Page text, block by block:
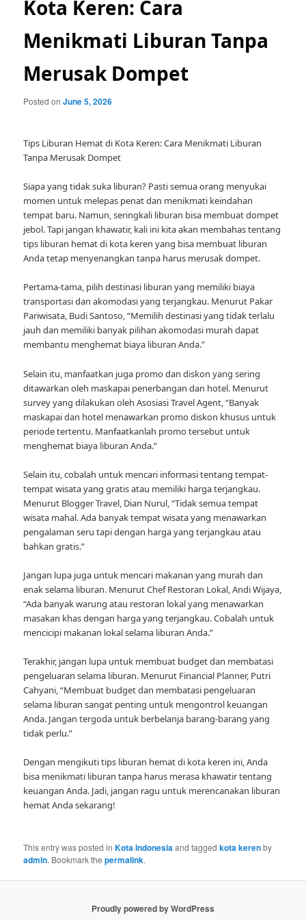
Kota Keren: Cara
Menikmati Liburan Tanpa
Merusak Dompet
Posted onJune 5, 2026
Tips Liburan Hemat di Kota Keren: Cara Menikmati Liburan
Tanpa Merusak Dompet
Siapa yang tidak suka liburan? Pasti semua orang menyukai
momen untuk melepas penat dan menikmati keindahan
tempat baru. Namun, seringkali liburan bisa membuat dompet
jebol. Tapi jangan khawatir, kali ini kita akan membahas tentang
tips liburan hemat di kota keren yang bisa membuat liburan
Anda tetap menyenangkan tanpa harus merusak dompet.
Pertama-tama, pilih destinasi liburan yang memiliki biaya
transportasi dan akomodasi yang terjangkau. Menurut Pakar
Pariwisata, Budi Santoso, “Memilih destinasi yang tidak terlalu
jauh dan memiliki banyak pilihan akomodasi murah dapat
membantu menghemat biaya liburan Anda.”
Selain itu, manfaatkan juga promo dan diskon yang sering
ditawarkan oleh maskapai penerbangan dan hotel. Menurut
survey yang dilakukan oleh Asosiasi Travel Agent, “Banyak
maskapai dan hotel menawarkan promo diskon khusus untuk
periode tertentu. Manfaatkanlah promo tersebut untuk
menghemat biaya liburan Anda.”
Selain itu, cobalah untuk mencari informasi tentang tempat-
tempat wisata yang gratis atau memiliki harga terjangkau.
Menurut Blogger Travel, Dian Nurul, “Tidak semua tempat
wisata mahal. Ada banyak tempat wisata yang menawarkan
pengalaman seru tapi dengan harga yang terjangkau atau
bahkan gratis.”
Jangan lupa juga untuk mencari makanan yang murah dan
enak selama liburan. Menurut Chef Restoran Lokal, Andi Wijaya,
“Ada banyak warung atau restoran lokal yang menawarkan
masakan khas dengan harga yang terjangkau. Cobalah untuk
mencicipi makanan lokal selama liburan Anda.”
Terakhir, jangan lupa untuk membuat budget dan membatasi
pengeluaran selama liburan. Menurut Financial Planner, Putri
Cahyani, “Membuat budget dan membatasi pengeluaran
selama liburan sangat penting untuk mengontrol keuangan
Anda. Jangan tergoda untuk berbelanja barang-barang yang
tidak perlu.”
Dengan mengikuti tips liburan hemat di kota keren ini, Anda
bisa menikmati liburan tanpa harus merasa khawatir tentang
keuangan Anda. Jadi, jangan ragu untuk merencanakan liburan
hemat Anda sekarang!
This entry was posted inKota Indonesiaand taggedkota kerenby
admin. Bookmark thepermalink.
Proudly powered by WordPress